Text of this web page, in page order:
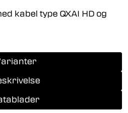
kabel type QXAI HD og